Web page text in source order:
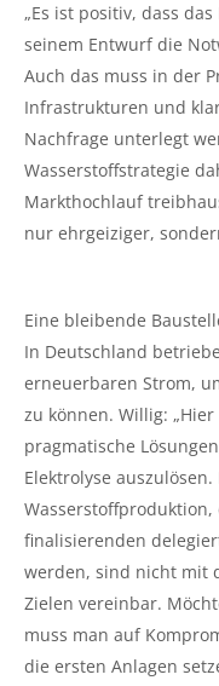
„Es ist positiv, dass
seinem Entwurf die
Auch das muss in der
Infrastrukturen und
Nachfrage unterlegt
Wasserstoffstrategie
Markthochlauf
nur ehrgeiziger,
Eine bleibende
In Deutschland
erneuerbaren Strom,
zu können. Willig:
pragmatische
Elektrolyse
finalisierenden
werden, sind nicht mit
Zielen vereinbar.
muss man auf
die ersten Anlagen